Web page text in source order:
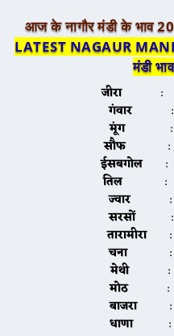
आज के नागौर मंडी के भाव
LATEST NAGAUR
मंडी
जीरा:
गंवार:
मूंग:
सौफ:
ईसबगोल:
तिल:
ज्वार:
सरसों:
तारामीरा:
चना:
मेथी:
मोठ
:
बाजरा:
धाणा: